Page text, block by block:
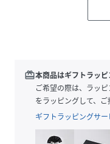
マ
品番
(
redeem本商品はギフトラッピ
ご希望の際は、ラッ
をラッピングして、ご
ギフトラッピングサ